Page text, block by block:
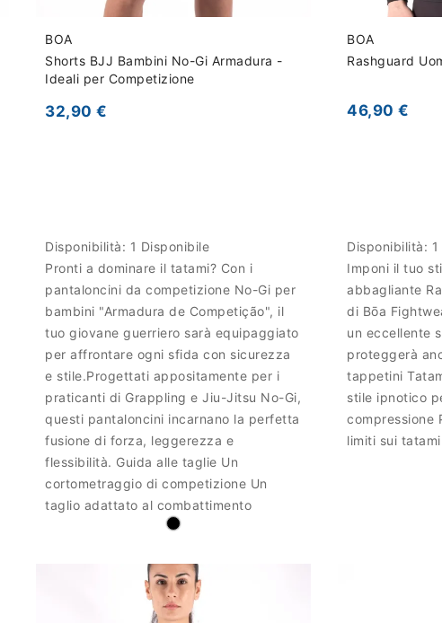
BOA
Shorts BJJ Bambini No-Gi Armadura -
Ideali per Competizione
32,90 €
Disponibilità: 1 Disponibile
Pronti a dominare il tatami? Con i
pantaloncini da competizione No-Gi per
bambini "Armadura de Competição", il
tuo giovane guerriero sarà equipaggiato
per affrontare ogni sfida con sicurezza
e stile.Progettati appositamente per i
praticanti di Grappling e Jiu-Jitsu No-Gi,
questi pantaloncini incarnano la perfetta
fusione di forza, leggerezza e
flessibilità. Guida alle taglie Un
cortometraggio di competizione Un
taglio adattato al combattimento
BOA
Rashguard
46,90 €
Disponibilità:
Imponi il tuo
abbagliante
di Bōa
un eccellente
proteggerà
tappetini
stile ipnotico
compressione
limiti sui